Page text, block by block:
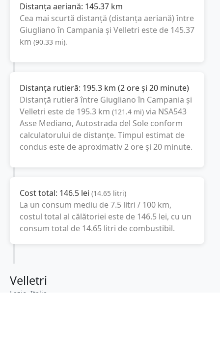
Distanța aeriană: 145.37 km
Cea mai scurtă distanță (distanța aeriană) între
Giugliano în Campania și Velletri este de 145.37
km (90.33 mi).
Distanța rutieră: 195.3 km (2 ore și 20 minute)
Distanță rutieră între Giugliano în Campania și
Velletri este de 195.3 km (121.4 mi) via NSA543
Asse Mediano, Autostrada del Sole conform
calculatorului de distanțe. Timpul estimat de
condus este de aproximativ2 ore și 20 minute.
Cost total: 146.5 lei (14.65 litri)
La un consum mediu de7.5 litri / 100 km,
costul total al călătoriei este de 146.5 lei, cu un
consum total de 14.65 litri de combustibil.
Velletri
Lazio, Italia